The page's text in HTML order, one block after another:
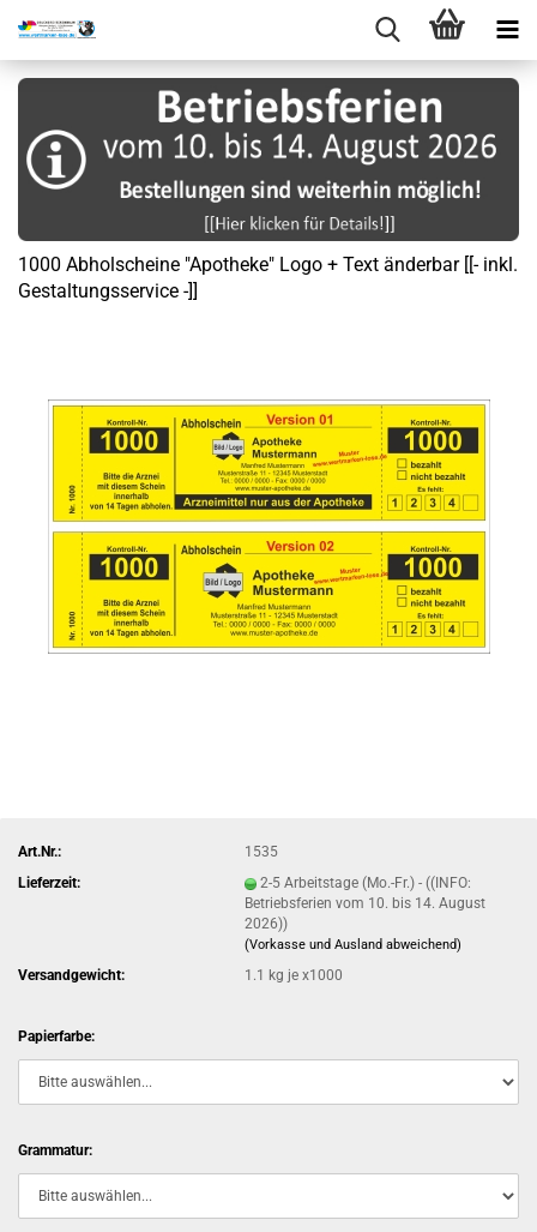
1000 Abholscheine "Apotheke" Logo + Text änderbar [[- inkl.
Gestaltungsservice -]]
Art.Nr.:
1535
Lieferzeit:
2-5 Arbeitstage (Mo.-Fr.) - ((INFO:
Betriebsferien vom 10. bis 14. August
2026))
(Vorkasse und Ausland abweichend)
Versandgewicht: 1.1 kg je x1000
Papierfarbe:
Grammatur: